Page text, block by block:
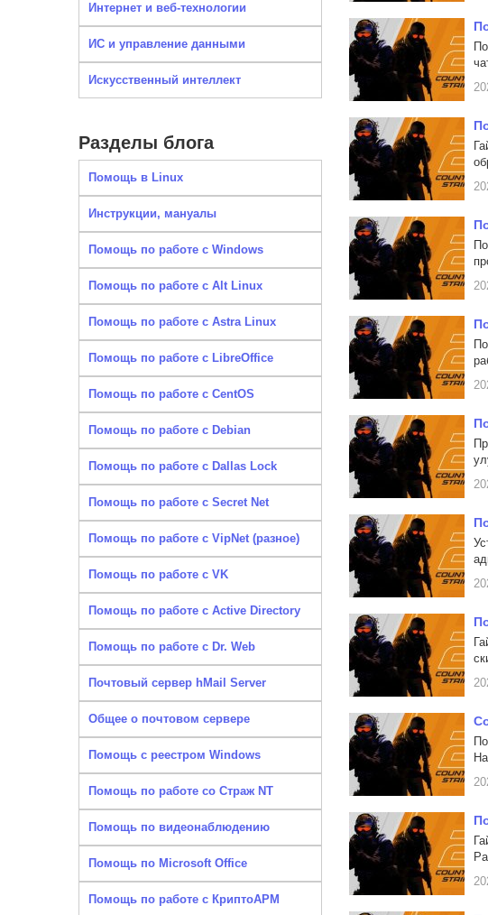
Интернет и веб-технологии
ИС и управление данными
Искусственный интеллект
Разделы блога
Помощь в Linux
Инструкции, мануалы
Помощь по работе с Windows
Помощь по работе с Alt Linux
Помощь по работе с Astra Linux
Помощь по работе с LibreOffice
Помощь по работе с CentOS
Помощь по работе с Debian
Помощь по работе с Dallas Lock
Помощь по работе с Secret Net
Помощь по работе с VipNet (разное)
Помощь по работе с VK
Помощь по работе с Active Directory
Помощь по работе с Dr. Web
Почтовый сервер hMail Server
Общее о почтовом сервере
Помощь с реестром Windows
Помощь по работе со Страж NT
Помощь по видеонаблюдению
Помощь по Microsoft Office
Помощь по работе с КриптоАРМ